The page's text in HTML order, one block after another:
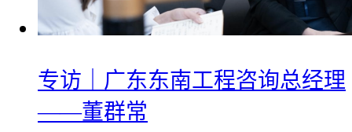
专访｜广东东南工程咨询总经理
——董群常